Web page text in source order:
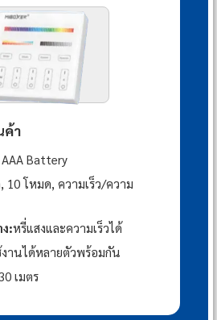
ค้า
AAA Battery
10 โหมด, ความเร็ว/ความ
:หรี่แสงและความเร็วได้
งานได้หลายตัวพร้อมกัน
เมตร